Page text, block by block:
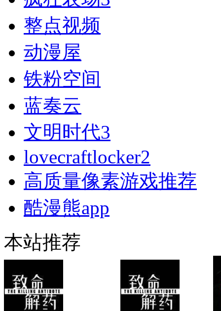
整点视频
动漫屋
铁粉空间
蓝奏云
文明时代3
lovecraftlocker2
高质量像素游戏推荐
酷漫熊app
本站推荐